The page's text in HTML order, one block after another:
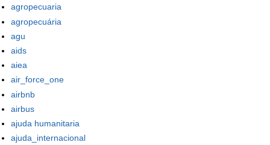
agropecuaria
agropecuária
agu
aids
aiea
air_force_one
airbnb
airbus
ajuda humanitaria
ajuda_internacional